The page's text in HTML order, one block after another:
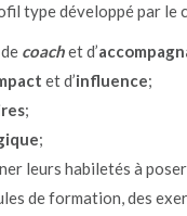
type développé par
coachet d’
et d’influence;
;
;
leurs habiletés à
de formation, des